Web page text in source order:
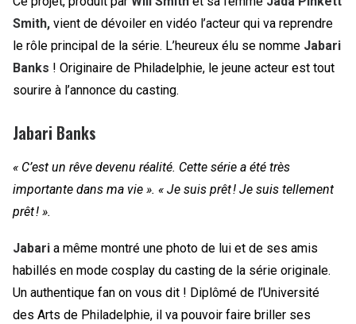
Smith, vient de dévoiler en vidéo l’acteur qui va reprendre
le rôle principal de la série. L’heureux élu se nomme Jabari
Banks ! Originaire de Philadelphie, le jeune acteur est tout
sourire à l’annonce du casting.
Jabari Banks
« C’est un rêve devenu réalité. Cette série a été très
importante dans ma vie ». « Je suis prêt ! Je suis tellement
prêt ! ».
Jabari a même montré une photo de lui et de ses amis
habillés en mode cosplay du casting de la série originale.
Un authentique fan on vous dit ! Diplômé de l’Université
des Arts de Philadelphie, il va pouvoir faire briller ses